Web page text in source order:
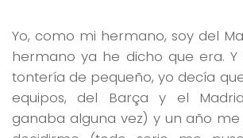
Yo, como mi hermano, soy del
hermano ya he dicho que era.
tontería de pequeño, yo decía
equipos, del Barça y el
ganaba alguna vez) y un año me